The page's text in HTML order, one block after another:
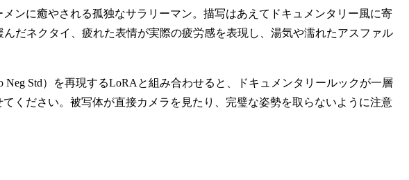
に癒やされる孤独なサラリーマン。描写はあえてドキュメンタリー風に寄
だネクタイ、疲れた表情が実際の疲労感を表現し、湯気や濡れたアスファル
Std）を再現するLoRAと組み合わせると、ドキュメンタリールックが一層
ください。被写体が直接カメラを見たり、完璧な姿勢を取らないように注意